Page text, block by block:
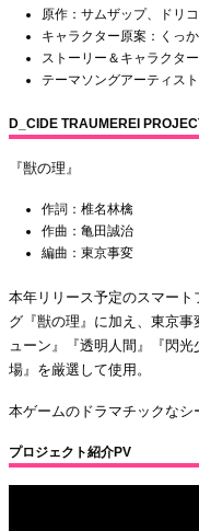
原作：サムザップ、ドリ
キャラクター原案：くっか
ストーリー＆キャラクタ
テーマソングアーティス
D_CIDE TRAUMEREI
『獣の理』
作詞：椎名林檎
作曲：亀田誠治
編曲：東京事変
本年リリース予定のスマー
グ『獣の理』に加え、東京
ューン』『透明人間』『閃
場』を厳選して使用。
本ゲームのドラマチックなシ
プロジェクト紹介PV